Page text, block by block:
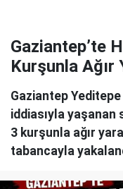
Gaziantep’te
Kurşunla Ağır
Gaziantep
iddiasıyla yaşanan
3 kurşunla ağır
tabancayla